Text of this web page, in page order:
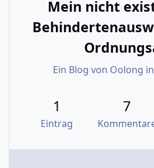
mg Secukinumab.
Eine positive Wirkung
Schuppung) zeigte sich
ersten Spritzen.
19.06.2017, zum 7. Mal 300
17.07.2017, 8. Mal 300 mg
- 4 Wochen und 3 Tage
17.08.2017, 9. Mal 300 mg
Mein nicht
Ein Blog von Oolong in
1
Eintrag
7